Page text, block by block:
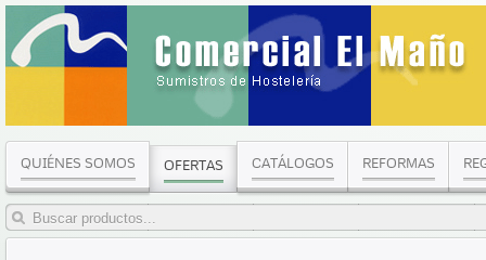
QUIÉNES SOMOS OFERTAS CATÁLOGOS REFORMAS